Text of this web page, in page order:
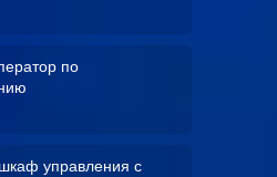
по
управления с